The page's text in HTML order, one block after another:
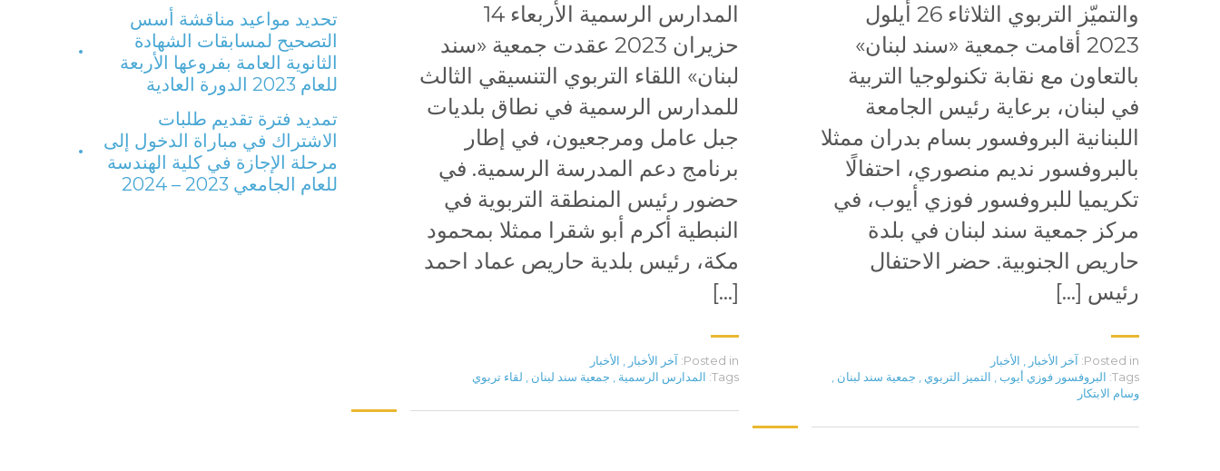
والتميّز التربوي الثلاثاء 26 أيلول
2023 أقامت جمعية «سند لبنان»
بالتعاون مع نقابة تكنولوجيا التربية
في لبنان، برعاية رئيس الجامعة
اللبنانية البروفسور بسام بدران ممثلا
بالبروفسور نديم منصوري، احتفالًا
تكريميا للبروفسور فوزي أيوب، في
مركز جمعية سند لبنان في بلدة
حاريص الجنوبية. حضر الاحتفال
رئيس […]
Posted in: آخر الأخبار
الأخبار
Tags: البروفسور فوزي أيوب التميز التربوي جمعية سند لبنان
وسام الابتكار
المدارس الرسمية الأربعاء 14
حزيران 2023 عقدت جمعية «سند
لبنان» اللقاء التربوي التنسيقي الثالث
للمدارس الرسمية في نطاق بلديات
جبل عامل ومرجعيون، في إطار
برنامج دعم المدرسة الرسمية. في
حضور رئيس المنطقة التربوية في
النبطية أكرم أبو شقرا ممثلا بمحمود
مكة، رئيس بلدية حاريص عماد احمد
[…]
Posted in: آخر الأخبار
الأخبار
Tags: المدارس الرسمية جمعية سند لبنان لقاء تربوي
تحديد مواعيد مناقشة أسس
التصحيح لمسابقات الشهادة
الثانوية العامة بفروعها الأربعة
للعام 2023 الدورة العادية
تمديد فترة تقديم طلبات
الاشتراك في مباراة الدخول إلى
مرحلة الإجازة في كلية الهندسة
للعام الجامعي 2023 – 2024